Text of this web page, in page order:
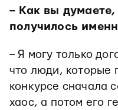
– Как вы думаете,
получилось
– Я могу только
что люди, которые
конкурсе сначала
хаос, а потом его